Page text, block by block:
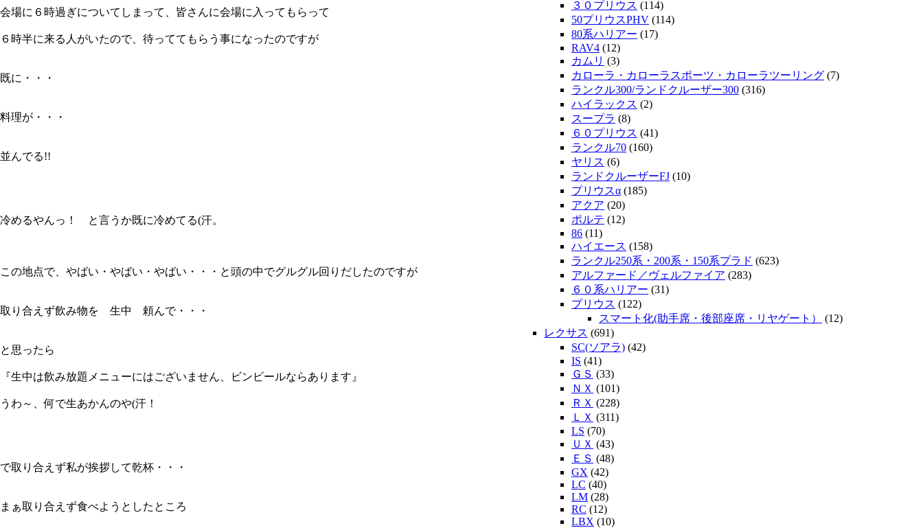
会場に６時過ぎについてしまって、皆さんに会場に入ってもらって
６時半に来る人がいたので、待っててもらう事になったのですが
既に・・・
料理が・・・
並んでる!!
冷めるやんっ！ と言うか既に冷めてる(汗。
この地点で、やばい・やばい・やばい・・・と頭の中でグルグル回りだしたのですが
取り合えず飲み物を 生中 頼んで・・・
と思ったら
『生中は飲み放題メニューにはございません、ビンビールならあります』
うわ～、何で生あかんのや(汗！
で取り合えず私が挨拶して乾杯・・・
まぁ取り合えず食べようとしたところ
３０プリウス (114)
50プリウスPHV (114)
80系ハリアー (17)
RAV4 (12)
カムリ (3)
カローラ・カローラスポーツ・カローラツーリング (7)
ランクル300/ランドクルーザー300 (316)
ハイラックス (2)
スープラ (8)
６０プリウス (41)
ランクル70 (160)
ヤリス (6)
ランドクルーザーFJ (10)
プリウスα (185)
アクア (20)
ポルテ (12)
86 (11)
ハイエース (158)
ランクル250系・200系・150系プラド (623)
アルファード／ヴェルファイア (283)
６０系ハリアー (31)
プリウス (122)
スマート化(助手席・後部座席・リヤゲート）
(12)
レクサス (691)
SC(ソアラ) (42)
IS (41)
ＧＳ (33)
ＮＸ (101)
ＲＸ (228)
ＬＸ (311)
LS (70)
ＵＸ (43)
ＥＳ (48)
GX (42)
LC (40)
LM (28)
RC (12)
LBX (10)